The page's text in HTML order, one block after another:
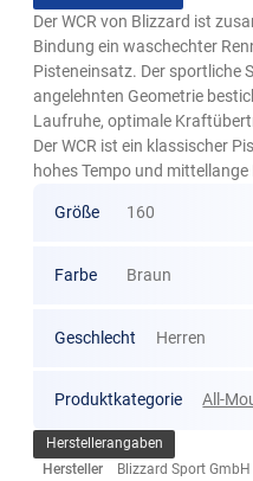
Der WCR von Blizzard ist
Bindung ein waschechter
Pisteneinsatz. Der sportliche
angelehnten Geometrie
Laufruhe, optimale
Der WCR ist ein klassischer
hohes Tempo und
Größe 160
Farbe Braun
Geschlecht Herren
Produktkategorie All-
Herstellerangaben
Hersteller
Blizzard Sport GmbH